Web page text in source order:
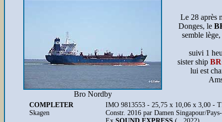
Bro Nordby
Le 28 après
Donges, le
semble
suivi 1
sister ship
lui est
COMPLETER
Skagen
IMO 9813553 - 25,75 x 10,06 x 3,00 -
Constr. 2016 par Damen Singapour/